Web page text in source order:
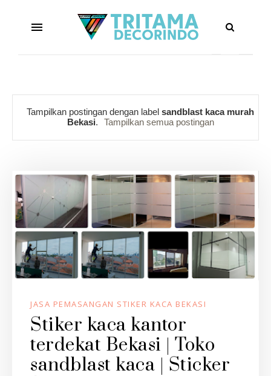
Tampilkan postingan dengan labelsandblast kaca murah
Bekasi. Tampilkan semua postingan
JASA PEMASANGAN STIKER KACA BEKASI
Stiker kaca kantor
terdekat Bekasi | Toko
sandblast kaca | Sticker